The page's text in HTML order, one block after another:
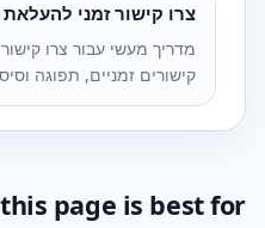
צרו קישור זמני
מדריך מעשי עבור צרו
קישורים זמניים, תפוגה
page is best for